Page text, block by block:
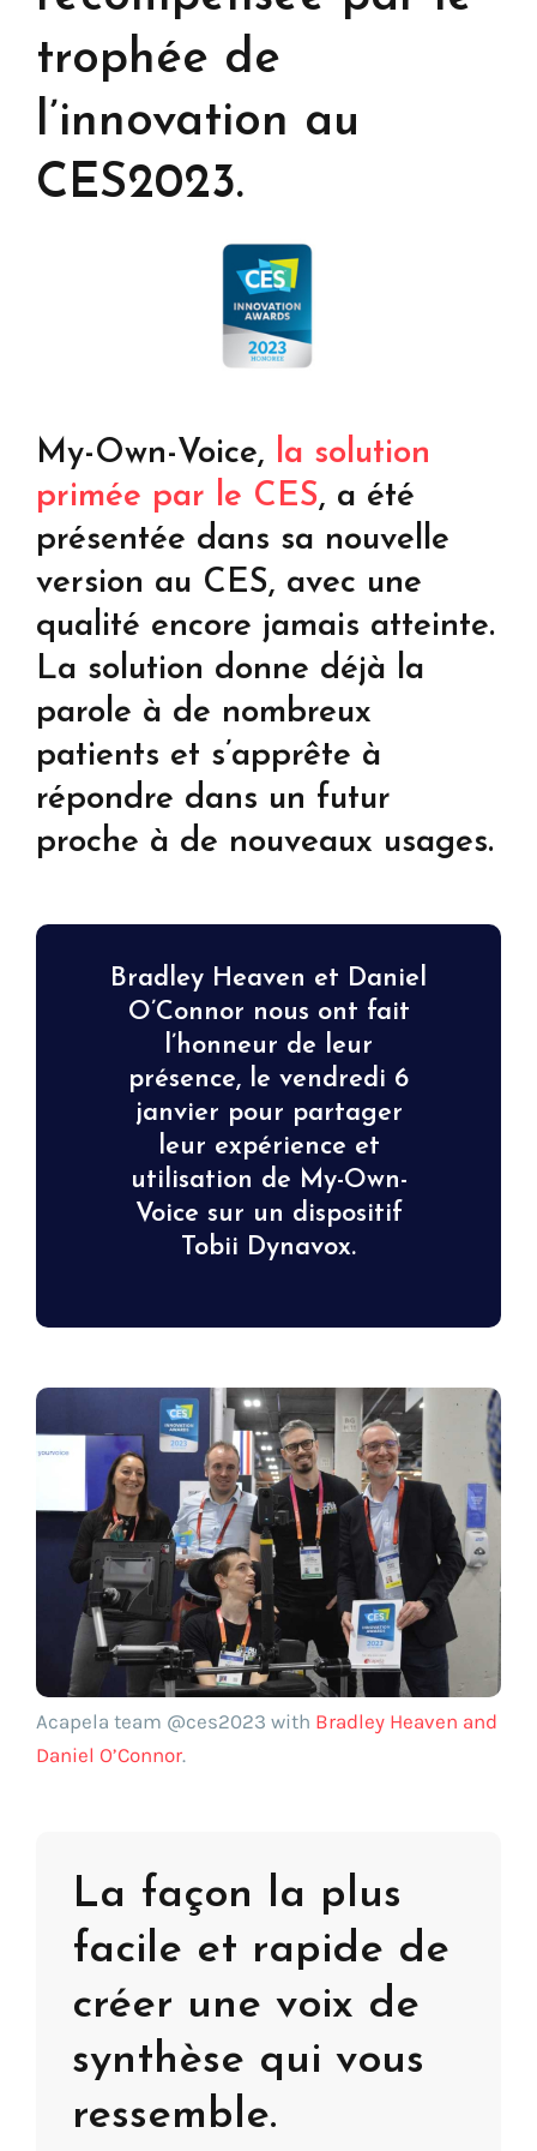
trophée de
l’innovation au
CES2023.
My-Own-Voice,
la solution
primée par le CES, a été
présentée dans sa nouvelle
version au CES, avec une
qualité encore jamais atteinte.
La solution donne déjà la
parole à de nombreux
patients et s’apprête à
répondre dans un futur
proche à de nouveaux usages.
Bradley Heaven et Daniel
O’Connor nous ont fait
l’honneur de leur
présence, le vendredi 6
janvier pour partager
leur expérience et
utilisation de My-Own-
Voice sur un dispositif
Tobii Dynavox.
Acapela team @ces2023 with Bradley Heaven and
Daniel O’Connor.
La façon la plus
facile et rapide de
créer une voix de
synthèse qui vous
ressemble.